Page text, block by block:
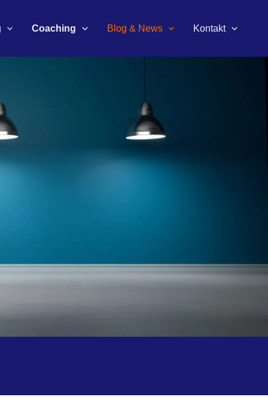
Coaching Blog & News Kontakt